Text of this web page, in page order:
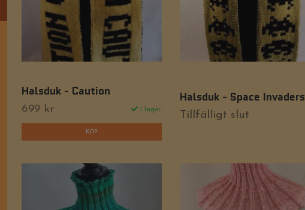
Halsduk - Caution
699 kr I lager.
Halsduk - Space Invaders
Tillfälligt slut